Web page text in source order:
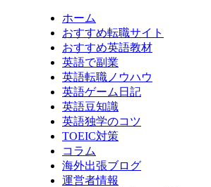
ホーム
おすすめ転職サイト
おすすめ英語教材
英語で副業
英語転職ノウハウ
英語ゲーム日記
英語豆知識
英語独学のコツ
TOEIC対策
コラム
海外出張ブログ
運営者情報